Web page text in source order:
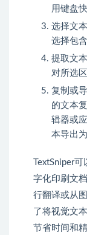
用键盘
选择文
选择包
提取文
对所选
复制或
的文本
辑器或
本导出
TextSniper
字化印刷文
行翻译或从
了将视觉文
节省时间和精